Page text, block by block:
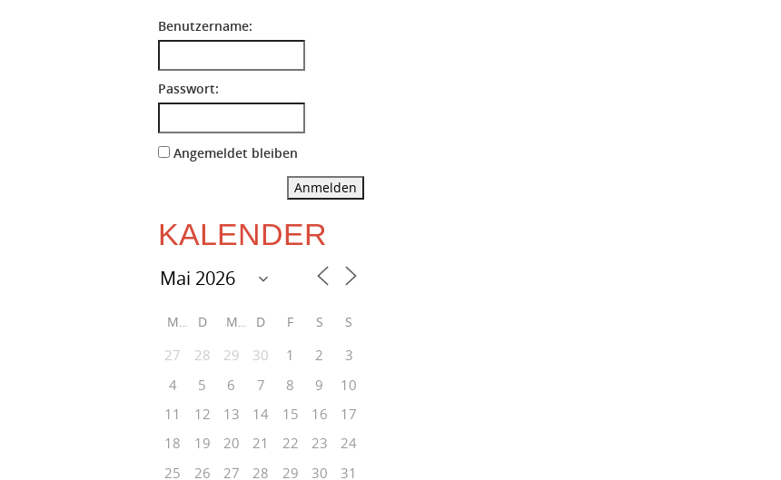
Benutzername:
Passwort:
Angemeldet bleiben
Anmelden
KALENDER
M D M D F S S
27 28 29 30 1 2
3
4
5 6 7 8 9
10
11
12 13 14 15 16
17
18
19 20 21 22 23
24
25
26 27 28 29 30 31